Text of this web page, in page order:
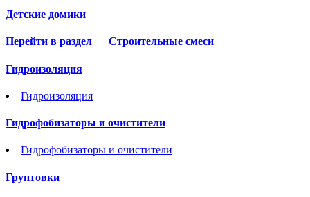
Детские домики
Перейти в раздел Строительные смеси
Гидроизоляция
Гидроизоляция
Гидрофобизаторы и очистители
Гидрофобизаторы и очистители
Грунтовки